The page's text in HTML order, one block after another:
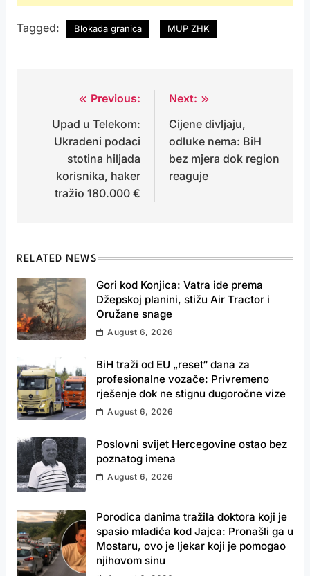
Tagged: Blokada granica MUP ZHK
navigation
Previous:
Upad u Telekom:
Ukradeni podaci
stotina hiljada
korisnika, haker
tražio 180.000 €
Next:
Cijene divljaju,
odluke nema: BiH
bez mjera dok region
reaguje
RELATED NEWS
Gori kod Konjica: Vatra ide prema
Džepskoj planini, stižu Air Tractor i
Oružane snage
August 6, 2026
BiH traži od EU „reset“ dana za
profesionalne vozače: Privremeno
rješenje dok ne stignu dugoročne vize
August 6, 2026
Poslovni svijet Hercegovine ostao bez
poznatog imena
August 6, 2026
Porodica danima tražila doktora koji je
spasio mladića kod Jajca: Pronašli ga u
Mostaru, ovo je ljekar koji je pomogao
njihovom sinu